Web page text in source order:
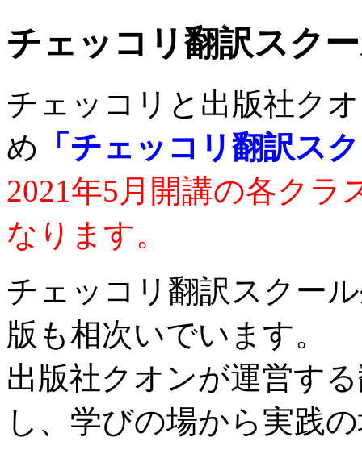
チェッコリ翻訳スク
チェッコリと出版社ク
め 「チェッコリ翻訳ス
2021年5月開講の各ク
なります。
チェッコリ翻訳スクー
版も相次いでいます。
出版社クオンが運営す
し、学びの場から実践